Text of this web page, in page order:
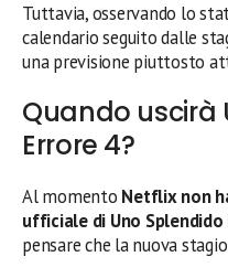
Tuttavia, osservando lo
calendario seguito dalle
una previsione piuttosto
Quando uscirà
Errore 4?
Al momento Netflix non
ufficiale di Uno Splendido
pensare che la nuova